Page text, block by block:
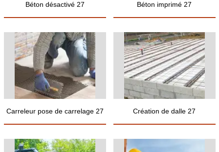
Béton désactivé 27 Béton imprimé 27
Carreleur pose de carrelage 27 Création de dalle 27